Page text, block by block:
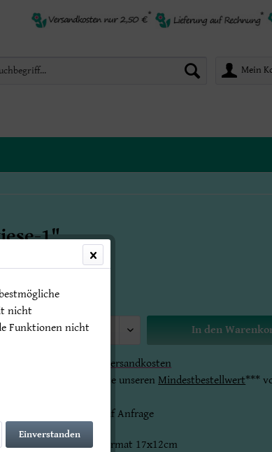
Mein
1"
2,50 € *
In den
Versandkosten
Beachten Sie bitte unseren Mindestbestellwert***
Mengenrabatt auf Anfrage
Klappkarte im Format 17x12cm
nicht
Funktionen nicht
Einverstanden